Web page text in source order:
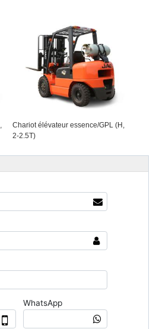
Chariot élévateur essence/GPL (H,
2-2.5T)